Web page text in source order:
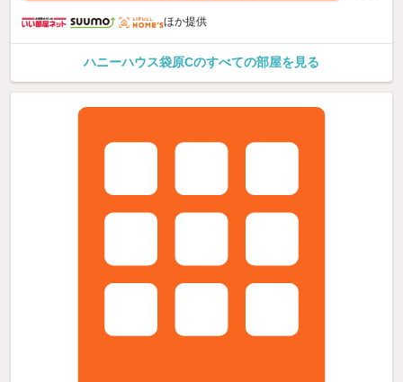
ほか提供
ハニーハウス袋原Cのすべての部屋を見る